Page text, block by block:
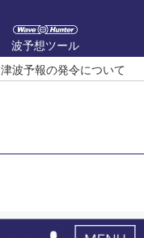
波予想ツール
津波予報の発令について